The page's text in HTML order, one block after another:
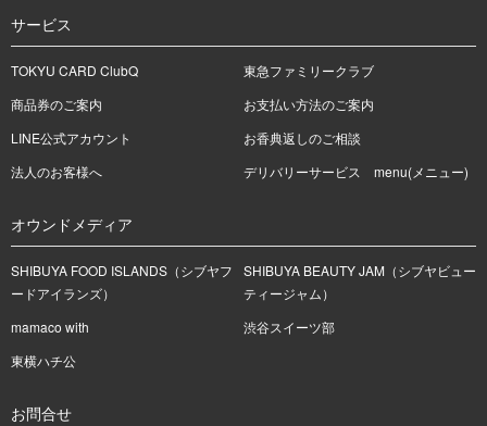
サービス
TOKYU CARD ClubQ
東急ファミリークラブ
商品券のご案内
お支払い方法のご案内
LINE公式アカウント
お香典返しのご相談
法人のお客様へ
デリバリーサービス menu(メニュー)
オウンドメディア
SHIBUYA FOOD ISLANDS（シブヤフ
ードアイランズ）
SHIBUYA BEAUTY JAM（シブヤビュー
ティージャム）
mamaco with
渋谷スイーツ部
東横ハチ公
お問合せ